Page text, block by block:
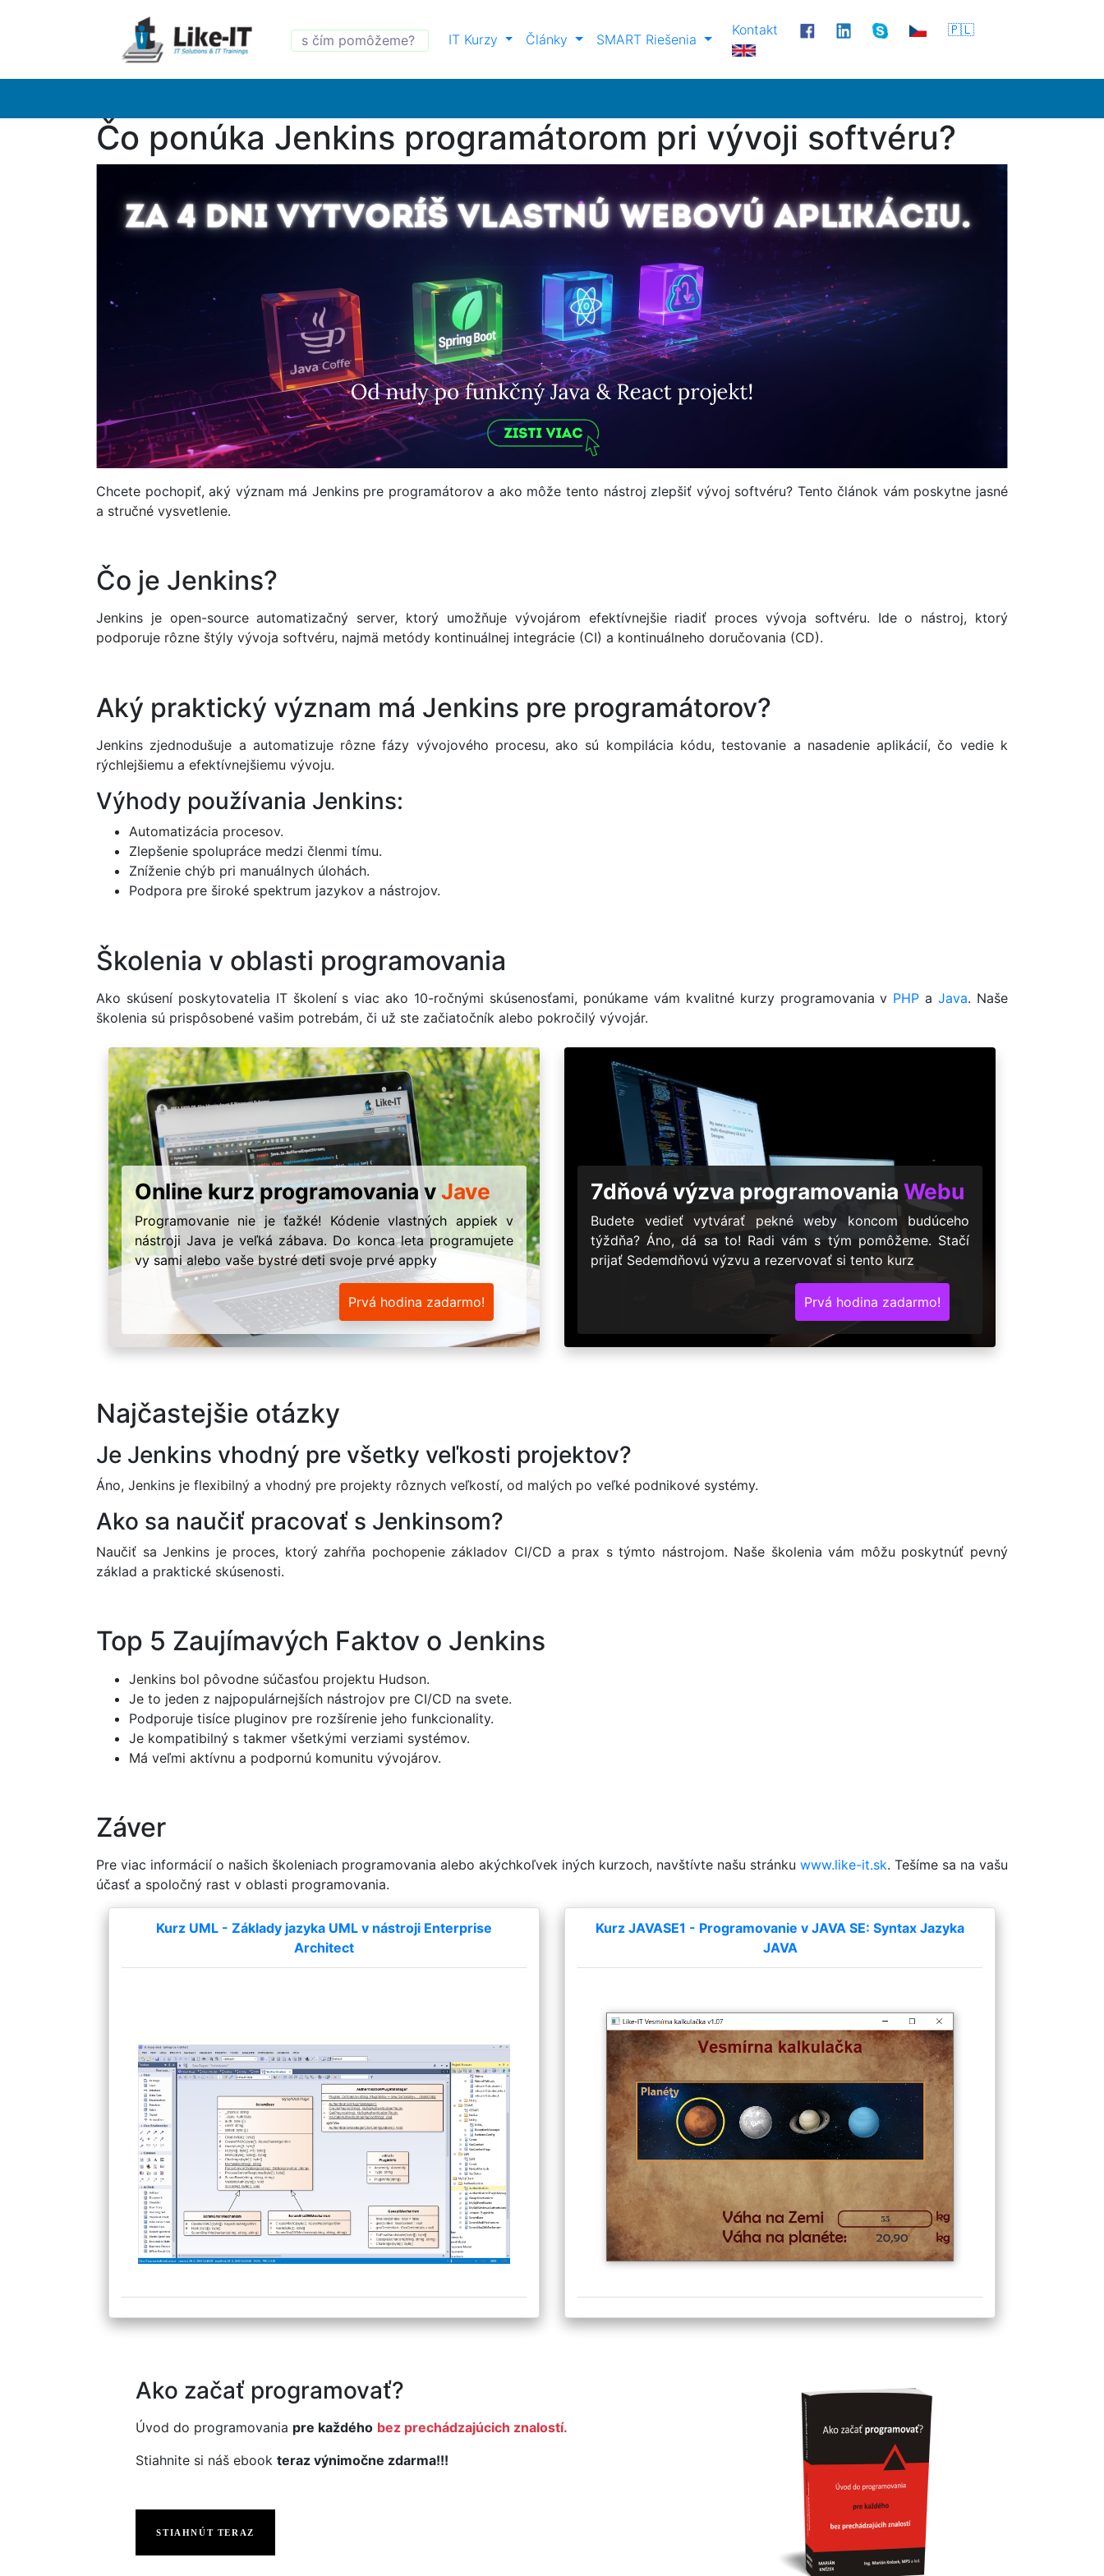
IT Kurzy Články SMART Riešenia
Kontakt 🇵🇱
Čo ponúka Jenkins programátorom pri vývoji softvéru?
Chcete pochopiť, aký význam má Jenkins pre programátorov a ako môže tento nástroj zlepšiť vývoj softvéru? Tento článok vám poskytne jasné
a stručné vysvetlenie.
Čo je Jenkins?
Jenkins je open-source automatizačný server, ktorý umožňuje vývojárom efektívnejšie riadiť proces vývoja softvéru. Ide o nástroj, ktorý
podporuje rôzne štýly vývoja softvéru, najmä metódy kontinuálnej integrácie (CI) a kontinuálneho doručovania (CD).
Aký praktický význam má Jenkins pre programátorov?
Jenkins zjednodušuje a automatizuje rôzne fázy vývojového procesu, ako sú kompilácia kódu, testovanie a nasadenie aplikácií, čo vedie k
rýchlejšiemu a efektívnejšiemu vývoju.
Výhody používania Jenkins:
Automatizácia procesov.
Zlepšenie spolupráce medzi členmi tímu.
Zníženie chýb pri manuálnych úlohách.
Podpora pre široké spektrum jazykov a nástrojov.
Školenia v oblasti programovania
Ako skúsení poskytovatelia IT školení s viac ako 10-ročnými skúsenosťami, ponúkame vám kvalitné kurzy programovania v PHP aJava. Naše
školenia sú prispôsobené vašim potrebám, či už ste začiatočník alebo pokročilý vývojár.
Online kurz programovania vJave
Programovanie nie je ťažké! Kódenie vlastných appiek v
nástroji Java je veľká zábava. Do konca leta programujete
vy sami alebo vaše bystré deti svoje prvé appky
Prvá hodina zadarmo!
7dňová výzva programovania Webu
Budete vedieť vytvárať pekné weby koncom budúceho
týždňa? Áno, dá sa to! Radi vám s tým pomôžeme. Stačí
prijať Sedemdňovú výzvu a rezervovať si tento kurz
Prvá hodina zadarmo!
Najčastejšie otázky
Je Jenkins vhodný pre všetky veľkosti projektov?
Áno, Jenkins je flexibilný a vhodný pre projekty rôznych veľkostí, od malých po veľké podnikové systémy.
Ako sa naučiť pracovať s Jenkinsom?
Naučiť sa Jenkins je proces, ktorý zahŕňa pochopenie základov CI/CD a prax s týmto nástrojom. Naše školenia vám môžu poskytnúť pevný
základ a praktické skúsenosti.
Top 5 Zaujímavých Faktov o Jenkins
Jenkins bol pôvodne súčasťou projektu Hudson.
Je to jeden z najpopulárnejších nástrojov pre CI/CD na svete.
Podporuje tisíce pluginov pre rozšírenie jeho funkcionality.
Je kompatibilný s takmer všetkými verziami systémov.
Má veľmi aktívnu a podpornú komunitu vývojárov.
Záver
Pre viac informácií o našich školeniach programovania alebo akýchkoľvek iných kurzoch, navštívte našu stránku www.like-it.sk. Tešíme sa na vašu
účasť a spoločný rast v oblasti programovania.
Kurz UML - Základy jazyka UML v nástroji Enterprise
Architect
Kurz JAVASE1 - Programovanie v JAVA SE: Syntax Jazyka
JAVA
Ako začať programovať?
Úvod do programovania pre každého bez prechádzajúcich znalostí.
Stiahnite si náš ebook teraz výnimočne zdarma!!!
STIAHNÚT TERAZ